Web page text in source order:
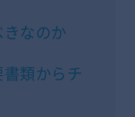
なのか
類からチ